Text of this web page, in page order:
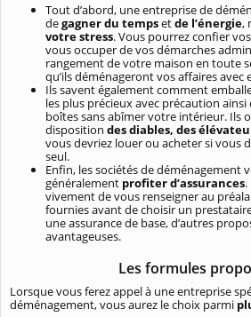
Tout d’abord, une entreprise de
degagner du tempsetde l’énergie,
votre stress. Vous pourrez confier
vous occuper de vos démarches
rangement de votre maison en toute
qu’ils déménageront vos affaires avec
Ils savent également comment
les plus précieux avec précaution
boîtes sans abîmer votre intérieur. Ils
disposition des diables, des
vous devriez louer ou acheter si vous
seul.
Enfin, les sociétés de déménagement
généralement profiter d’assurances
vivement de vous renseigner au
fournies avant de choisir un
une assurance de base, d’autres
avantageuses.
Les formules
Lorsque vous ferez appel à une entreprise
déménagement, vous aurez le choix parmi